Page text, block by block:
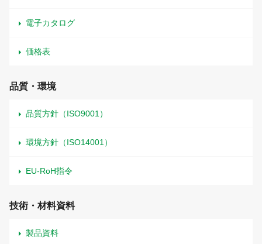
電子カタログ
価格表
品質・環境
品質方針（ISO9001）
環境方針（ISO14001）
EU-RoH指令
技術・材料資料
製品資料